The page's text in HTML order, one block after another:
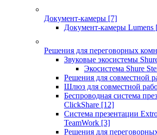
Документ-камеры [7]
Документ-камеры Lumens
Решения для переговорных
Звуковые экосистемы
Экосистема Shure
Решения для совместной
Шлюз для совместной
Беспроводная система
ClickShare [12]
Система презентации
TeamWork [3]
Решения для